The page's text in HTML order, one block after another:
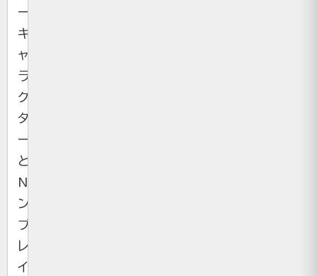
ー
キ
ャ
ラ
ク
タ
ー）
と
NPC（ノ
ン
プ
レ
イ